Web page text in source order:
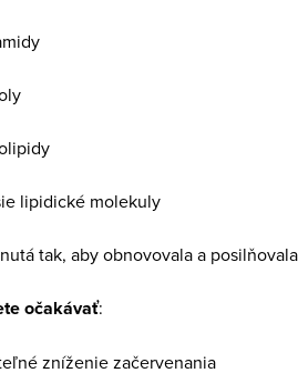
lipidické molekuly
tak, aby obnovovala a
očakávať:
zníženie začervenania